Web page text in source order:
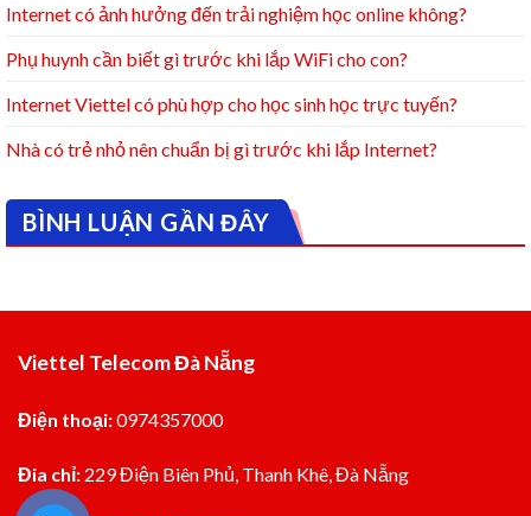
Internet có ảnh hưởng đến trải nghiệm học online không?
Phụ huynh cần biết gì trước khi lắp WiFi cho con?
Internet Viettel có phù hợp cho học sinh học trực tuyến?
Nhà có trẻ nhỏ nên chuẩn bị gì trước khi lắp Internet?
BÌNH LUẬN GẦN ĐÂY
Viettel Telecom Đà Nẵng
Điện thoại:0974357000
Đia chỉ: 229 Điện Biên Phủ, Thanh Khê, Đà Nẵng